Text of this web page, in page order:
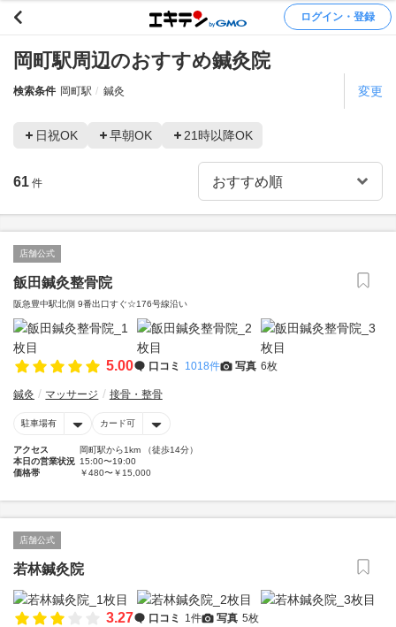
ログイン・登録
岡町駅周辺のおすすめ鍼灸院
検索条件 岡町駅 鍼灸 変更
日祝OK 早朝OK 21時以降OK
61 件
店舗公式
飯田鍼灸整骨院
阪急豊中駅北側 9番出口すぐ☆176号線沿い
5.00 口コミ 1018件 写真 6枚
鍼灸 マッサージ 接骨・整骨
駐車場有 カード可
アクセス
岡町駅から1km （徒歩14分）
本日の営業状況 15:00〜19:00
価格帯
￥480〜￥15,000
店舗公式
若林鍼灸院
3.27 口コミ 1件 写真 5枚